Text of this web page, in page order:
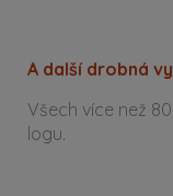
A další drobná
Všech více než
logu.